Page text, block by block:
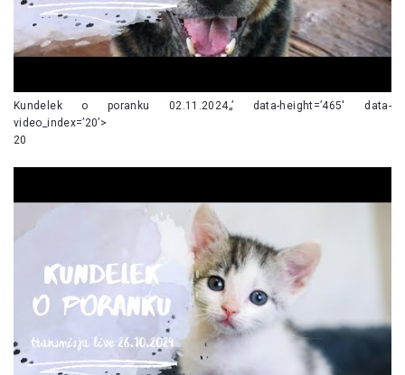
Kundelek o poranku 02.11.2024„’ data-height=’465′ data-
video_index=’20’>
20